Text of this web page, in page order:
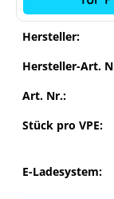
Hersteller:
Hersteller-Art.
Art. Nr.:
Stück pro VPE:
E-Ladesystem: